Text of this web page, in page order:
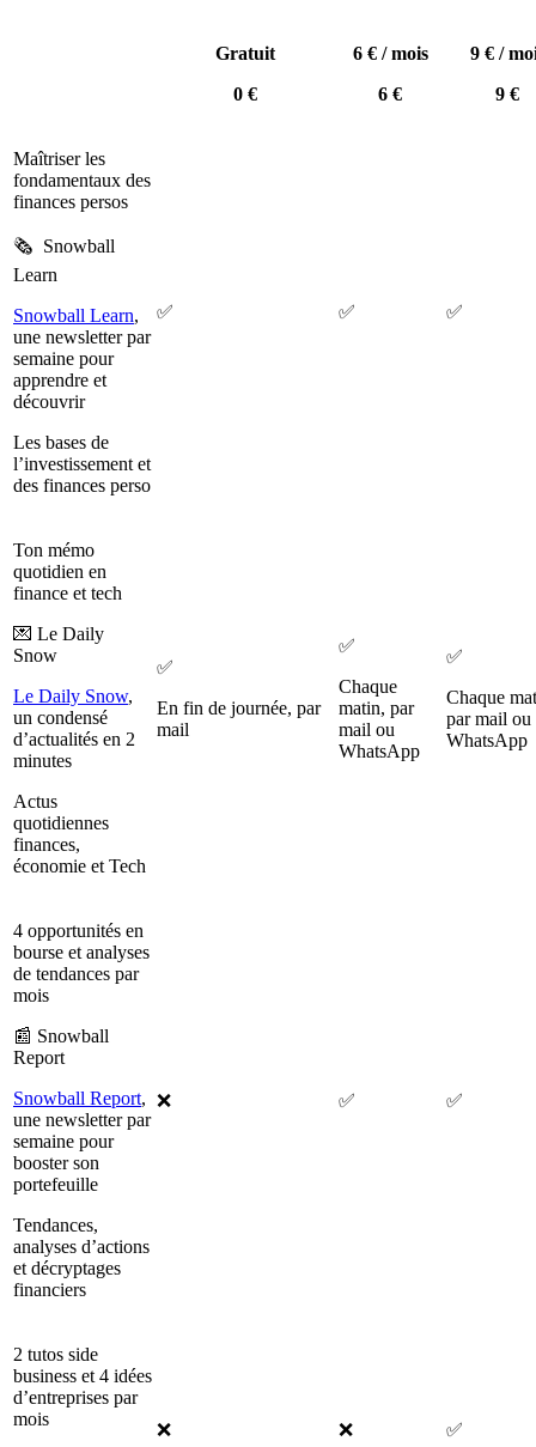
Gratuit
0 €
6 € / mois
6 €
9 € /
9 €
Maîtriser les
fondamentaux des
finances persos
🗞️ Snowball
Learn
Snowball Learn,
une newsletter par
semaine pour
apprendre et
découvrir
Les bases de
l’investissement et
des finances perso
✅ ✅ ✅
Ton mémo
quotidien en
finance et tech
💌 Le Daily
Snow
Le Daily Snow,
un condensé
d’actualités en 2
minutes
Actus
quotidiennes
finances,
économie et Tech
✅
En fin de journée, par
mail
✅
Chaque
matin, par
mail ou
WhatsApp
✅
Chaque
par mail ou
WhatsApp
4 opportunités en
bourse et analyses
de tendances par
mois
📰 Snowball
Report
Snowball Report,
une newsletter par
semaine pour
booster son
portefeuille
Tendances,
analyses d’actions
et décryptages
financiers
❌ ✅ ✅
2 tutos side
business et 4 idées
d’entreprises par
mois
❌ ❌ ✅